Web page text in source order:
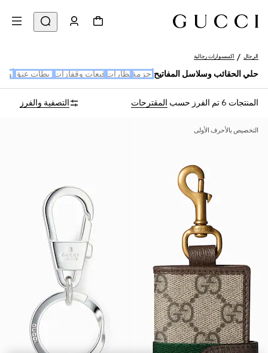
الرجال اكسسوارات رجالية
حلي الحقائب وسلاسل المفاتيح أحزمة نظارات قبعات وقفازات ربطات عنق
المنتجات 6 تم الفرز حسب المقترحات التصفية والفرز
التخصيص بالأحرف الأولى